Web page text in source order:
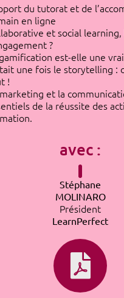
du tutorat et de
en ligne
et social learning,
?
est-elle une
une fois le storytelling :
!
et la
de la réussite des
avec :
Stéphane
MOLINARO
Président
LearnPerfect